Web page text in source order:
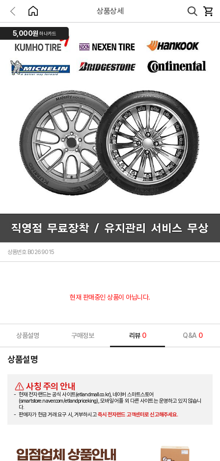
상품상세
5,000원 하나카드
상품번호 B0269015
현재 판매중인 상품이 아닙니다.
상품설명 구매정보 리뷰 0 Q&A 0
상품설명
사칭 주의 안내
현재 전자랜드는 공식 사이트(etlandmall.co.kr), 네이버 스마트스토어
(smartstore.naver.com/etlandpriceking), 모바일 어플 외 다른 사이트는 운영하고 있지 않습니
다.
판매자가 현금 거래 요구 시, 거부하시고즉시 전자랜드 고객센터로 신고해주세요.